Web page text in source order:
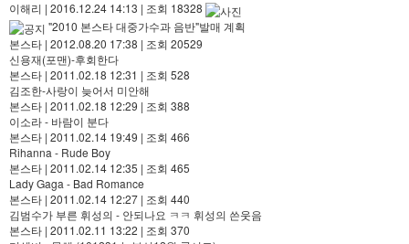
이해리 | 2016.12.24 14:13 | 조회 18328
"2010 본스타 대중가수과 음반"발매 계획
본스타 | 2012.08.20 17:38 | 조회 20529
신용재(포맨)-후회한다
본스타 | 2011.02.18 12:31 | 조회 528
김조한-사랑이 늦어서 미안해
본스타 | 2011.02.18 12:29 | 조회 388
이소라 - 바람이 분다
본스타 | 2011.02.14 19:49 | 조회 466
Rihanna - Rude Boy
본스타 | 2011.02.14 12:35 | 조회 465
Lady Gaga - Bad Romance
본스타 | 2011.02.14 12:27 | 조회 440
김범수가 부른 휘성의 - 안되나요 ㅋㅋ 휘성의 쓴웃음
본스타 | 2011.02.11 13:22 | 조회 370